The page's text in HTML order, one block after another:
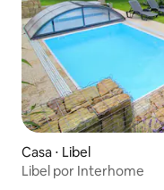
Casa ⋅ Libel
Libel por Interhome